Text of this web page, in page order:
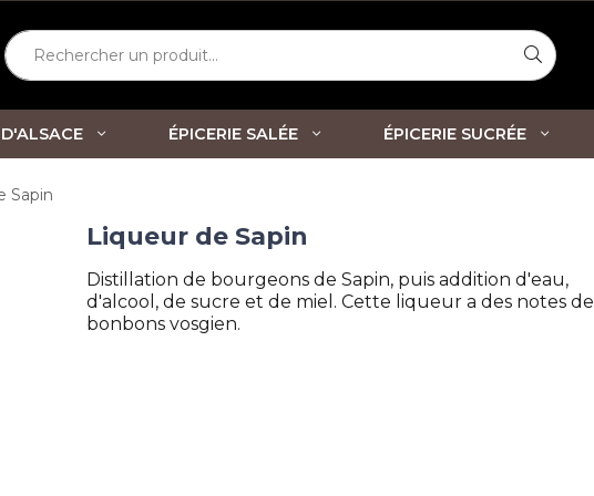
Rechercher un produit...
ÉPICERIE SALÉE ÉPICERIE SUCRÉE
Sapin
Liqueur de Sapin
Distillation de bourgeons de Sapin, puis addition d'eau,
d'alcool, de sucre et de miel. Cette liqueur a des notes de
bonbons vosgien.